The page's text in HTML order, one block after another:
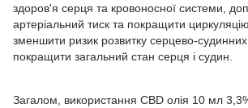
здоров'я серця та кровоносної системи,
артеріальний тиск та покращити
зменшити ризик розвитку серцево-
покращити загальний стан серця і судин.
Загалом, використання CBD олія 10 мл